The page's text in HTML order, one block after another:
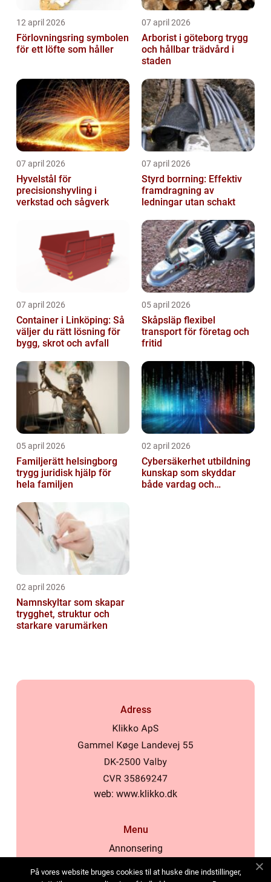
12 april 2026
Förlovningsring symbolen
för ett löfte som håller
07 april 2026
Arborist i göteborg trygg
och hållbar trädvård i
staden
07 april 2026
Hyvelstål för
precisionshyvling i
verkstad och sågverk
07 april 2026
Styrd borrning: Effektiv
framdragning av
ledningar utan schakt
07 april 2026
Container i Linköping: Så
väljer du rätt lösning för
bygg, skrot och avfall
05 april 2026
Skåpsläp flexibel
transport för företag och
fritid
05 april 2026
Familjerätt helsingborg
trygg juridisk hjälp för
hela familjen
02 april 2026
Cybersäkerhet utbildning
kunskap som skyddar
både vardag och
02 april 2026
Namnskyltar som skapar
trygghet, struktur och
starkare varumärken
Adress
web: www.klikko.dk
Menu
Annonsering
På vores website bruges cookies til at huske dine indstillinger,